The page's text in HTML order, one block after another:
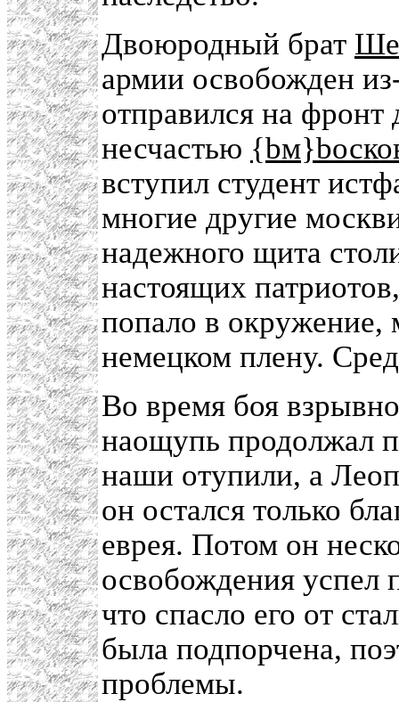
Двоюродный брат
армии освобожден
отправился на
несчастью
вступил студент
многие другие
надежного щита
настоящих
попало в окружение,
немецком плену.
Во время боя
наощупь продолжал
наши отупили, а
он остался только
еврея. Потом он
освобождения успел
что спасло его от
была подпорчена,
проблемы.